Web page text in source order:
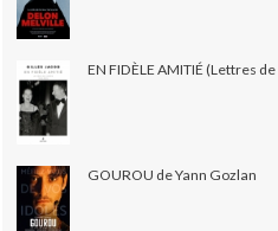
EN FIDÈLE AMITIÉ (Lettres
GOUROU de Yann Gozlan